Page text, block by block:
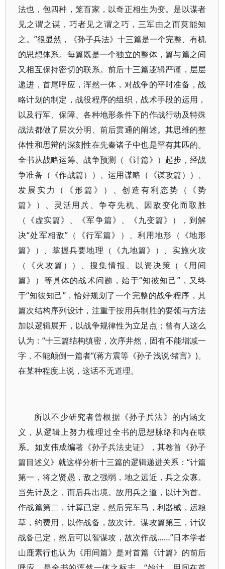
法也，包四种，笼百家，以奇正相生为变。是以谋者
见之谓之谋，巧者见之谓之巧，三军由之而莫能知
之。”很显然，《孙子兵法》十三篇是一个完整、有机
的思想体系。每篇既是一个独立的整体，篇与篇之间
又相互保持密切的联系。前后十三篇逻辑严谨，层层
递进，首尾呼应，浑然一体，对战争的平时准备，战
略计划的制定，战役程序的组织，战术手段的运用，
以及行军、保障、各种地形条件下的作战行动及特殊
战法都做了层次分明、前后贯通的阐述。其思维的整
体性和思辩的深刻性在先秦诸子中也是罕有其匹的。
全书从战略运筹、战争预测（《计篇》）起步，经战
争准备（《作战篇））、运用谋略（《谋攻篇））、
发展实力（《形篇》）、创造有利态势（《势
篇》）、灵活用兵、争夺先机、因敌变化而取胜
（《虚实篇》、《军争篇》、《九变篇》），到解
决“处军相敌”（《行军篇》）、利用地形（《地形
篇》）、掌握兵要地理（《九地篇》）、实施火攻
（《火攻篇））、搜集情报、以资决策（《用间
篇》）等具体的战术问题，始于“知彼知己”，又终
于“知彼知己”，恰好规划了一个完整的战争程序，其
篇次结构序列设计，注重于按用兵制胜的要领与方法
加以逻辑展开，以战争规律性为立足点；曾有人这么
认为：“十三篇结构缜密，次序井然，固有不能增减一
字，不能颠倒一篇者”(蒋方震等《孙子浅说·绪言》)。
在某种程度上说，这话不无道理。
所以不少研究者曾根据《孙子兵法》的内涵文
义，从逻辑上努力梳理过全书的思想脉络和内在联
系。如支伟成编著《孙子兵法史证》，其卷首《孙子
篇目述义》就这样分析十三篇的逻辑递进关系：“计篇
第一，将之贤愚，敌之强弱，地之远近，兵之众寡。
当先计及之，而后兵出境。故用兵之道，以计为首。
作战篇第二，计算已定，然后完车马，利器械，运粮
草，约费用，以作战备，故次计。谋攻篇第三，计议
战备已定，然后可以智谋攻，故次作战……”日本学者
山鹿素行也认为《用间篇》是对首篇《计篇》的前后